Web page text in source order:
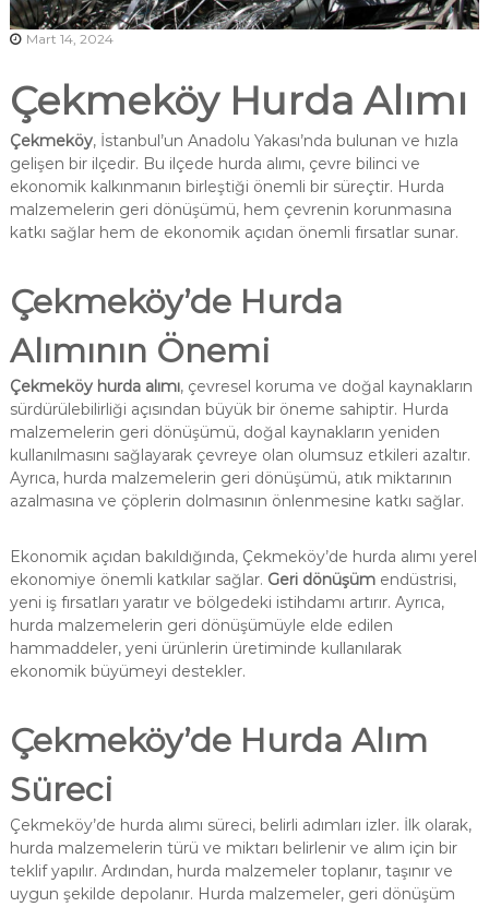
n
Mart 14, 2024
Çekmeköy Hurda Alımı
Çekmeköy, İstanbul’un Anadolu Yakası’nda bulunan ve hızla
gelişen bir ilçedir. Bu ilçede hurda alımı, çevre bilinci ve
ekonomik kalkınmanın birleştiği önemli bir süreçtir. Hurda
malzemelerin geri dönüşümü, hem çevrenin korunmasına
katkı sağlar hem de ekonomik açıdan önemli fırsatlar sunar.
Çekmeköy’de Hurda
Alımının Önemi
Çekmeköy hurda alımı, çevresel koruma ve doğal kaynakların
sürdürülebilirliği açısından büyük bir öneme sahiptir. Hurda
malzemelerin geri dönüşümü, doğal kaynakların yeniden
kullanılmasını sağlayarak çevreye olan olumsuz etkileri azaltır.
Ayrıca, hurda malzemelerin geri dönüşümü, atık miktarının
azalmasına ve çöplerin dolmasının önlenmesine katkı sağlar.
Ekonomik açıdan bakıldığında, Çekmeköy’de hurda alımı yerel
ekonomiye önemli katkılar sağlar. Geri dönüşümendüstrisi,
yeni iş fırsatları yaratır ve bölgedeki istihdamı artırır. Ayrıca,
hurda malzemelerin geri dönüşümüyle elde edilen
hammaddeler, yeni ürünlerin üretiminde kullanılarak
ekonomik büyümeyi destekler.
Çekmeköy’de Hurda Alım
Süreci
Çekmeköy’de hurda alımı süreci, belirli adımları izler. İlk olarak,
hurda malzemelerin türü ve miktarı belirlenir ve alım için bir
teklif yapılır. Ardından, hurda malzemeler toplanır, taşınır ve
uygun şekilde depolanır. Hurda malzemeler, geri dönüşüm